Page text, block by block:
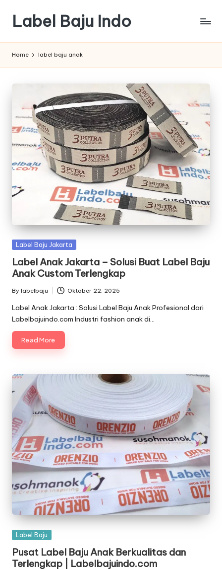
content
Label Baju Indo
Home label baju anak
Posted
Label Baju Jakarta
Label Anak Jakarta – Solusi Buat Label Baju
Anak Custom Terlengkap
Posted
by
By labelbaju Oktober 22, 2025
Label Anak Jakarta : Solusi Label Baju Anak Profesional dari
Labelbajuindo.com Industri fashion anak di…
Read More
Posted
Label Baju
Pusat Label Baju Anak Berkualitas dan
Terlengkap | Labelbajuindo.com